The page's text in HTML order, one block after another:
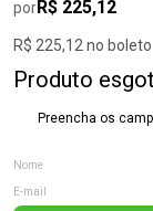
porR$ 225,12
R$ 225,12 no boleto
Produto
Preencha os